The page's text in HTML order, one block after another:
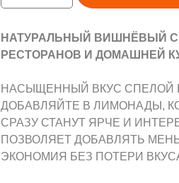
НАТУРАЛЬНЫЙ ВИШНЁВЫЙ
РЕСТОРАНОВ И ДОМАШНЕЙ
НАСЫЩЕННЫЙ ВКУС СПЕЛОЙ
ДОБАВЛЯЙТЕ В ЛИМОНАДЫ,
СРАЗУ СТАНУТ ЯРЧЕ И
ПОЗВОЛЯЕТ ДОБАВЛЯТЬ
ЭКОНОМИЯ БЕЗ ПОТЕРИ